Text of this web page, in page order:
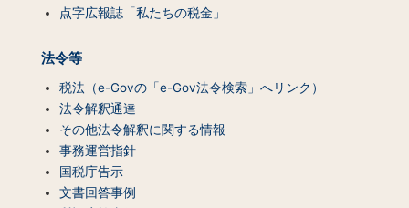
点字広報誌「私たちの税金」
法令等
税法（e-Govの「e-Gov法令検索」へリンク）
法令解釈通達
その他法令解釈に関する情報
事務運営指針
国税庁告示
文書回答事例